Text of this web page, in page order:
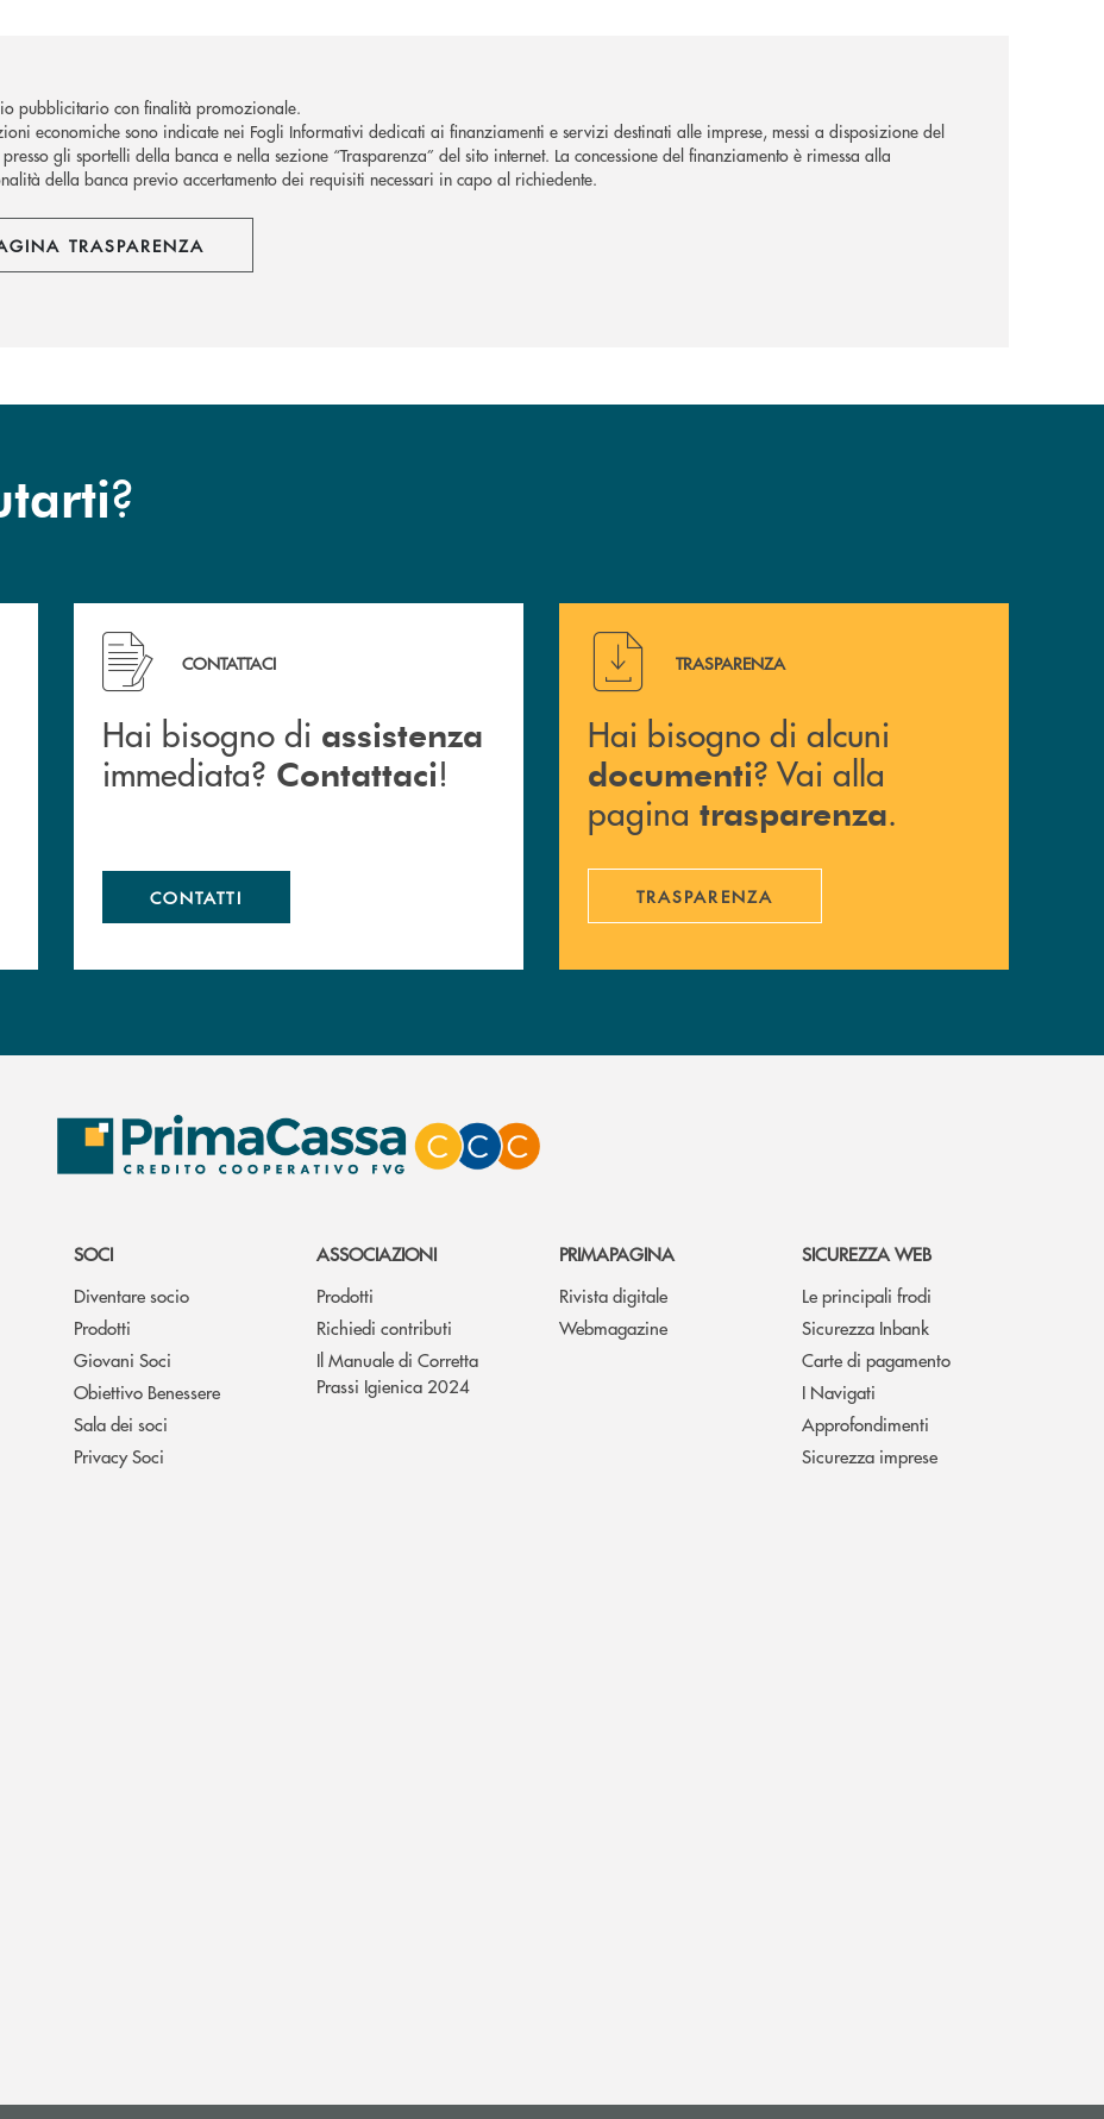
pubblicitario con finalità promozionale.
economiche sono indicate nei Fogli Informativi dedicati ai finanziamenti e servizi destinati alle imprese, messi a disposizione del
gli sportelli della banca e nella sezione “Trasparenza” del sito internet. La concessione del finanziamento è rimessa alla
della banca previo accertamento dei requisiti necessari in capo al richiedente.
TRASPARENZA
?
Hai bisogno di assistenza immediata? Contattaci !
CONTATTACI
Hai bisogno di assistenza
immediata? Contattaci!
CONTATTI
Hai bisogno di alcuni documenti ? Vai alla pagina
TRASPARENZA
Hai bisogno di alcuni
documenti? Vai alla
pagina trasparenza.
TRASPARENZA
SOCI
Diventare socio
Prodotti
Giovani Soci
Obiettivo Benessere
Sala dei soci
Privacy Soci
ASSOCIAZIONI
Prodotti
Richiedi contributi
Il Manuale di Corretta
Prassi Igienica 2024
PRIMAPAGINA
Rivista digitale
Webmagazine
SICUREZZA WEB
Le principali frodi
Sicurezza Inbank
Carte di pagamento
I Navigati
Approfondimenti
Sicurezza imprese